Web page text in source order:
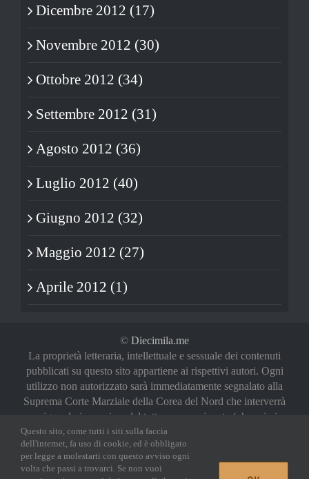
Dicembre 2012 (17)
Novembre 2012 (30)
Ottobre 2012 (34)
Settembre 2012 (31)
Agosto 2012 (36)
Luglio 2012 (40)
Giugno 2012 (32)
Maggio 2012 (27)
Aprile 2012 (1)
© Diecimila.me
La proprietà letteraria, intellettuale e sessuale dei contenuti
pubblicati su questo sito appartiene ai rispettivi autori. Ogni
utilizzo non autorizzato sarà immediatamente segnalato alla
Suprema Corte Marziale della Corea del Nord che interverrà
a riguardo in maniera del tutto sproporzionata (oh, noi vi
abbiamo avvertiti)
Privacy Policy|Login
Questo sito, come tutti i siti sulla faccia
dell'internet, fa uso di cookie, ed è obbligato
per legge a molestarti con questo avviso ogni
volta che passi a trovarci. Se non vuoi